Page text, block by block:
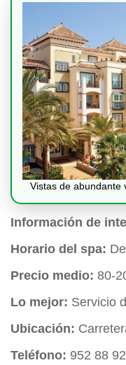
Vistas de abundante
Información de
Horario del spa:
Precio medio: 80-
Lo mejor: Servicio
Ubicación:
Teléfono: 952 88